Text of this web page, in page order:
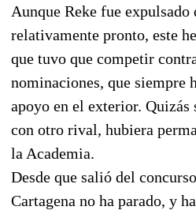
Aunque Reke fue expulsado
relativamente pronto, este
que tuvo que competir
nominaciones, que siempre
apoyo en el exterior.
con otro rival, hubiera
la Academia.
Desde que salió del
Cartagena no ha parado, y